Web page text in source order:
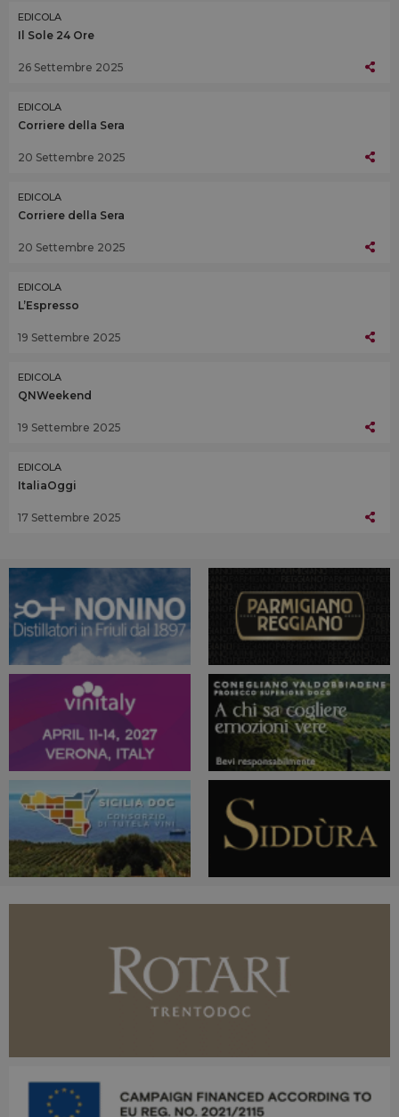
EDICOLA
Il Sole 24 Ore
26 Settembre 2025
EDICOLA
Corriere della Sera
20 Settembre 2025
EDICOLA
Corriere della Sera
20 Settembre 2025
EDICOLA
L’Espresso
19 Settembre 2025
EDICOLA
QNWeekend
19 Settembre 2025
EDICOLA
ItaliaOggi
17 Settembre 2025